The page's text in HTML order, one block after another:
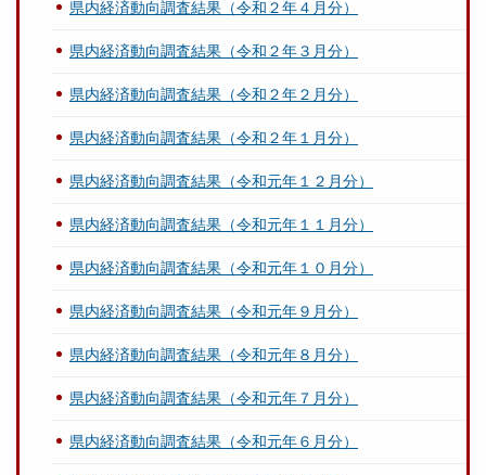
県内経済動向調査結果（令和２年４月分）
県内経済動向調査結果（令和２年３月分）
県内経済動向調査結果（令和２年２月分）
県内経済動向調査結果（令和２年１月分）
県内経済動向調査結果（令和元年１２月分）
県内経済動向調査結果（令和元年１１月分）
県内経済動向調査結果（令和元年１０月分）
県内経済動向調査結果（令和元年９月分）
県内経済動向調査結果（令和元年８月分）
県内経済動向調査結果（令和元年７月分）
県内経済動向調査結果（令和元年６月分）